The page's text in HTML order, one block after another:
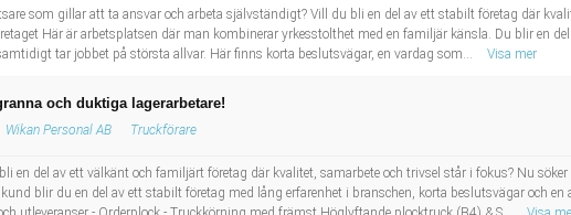
som gillar att ta ansvar och arbeta självständigt? Vill du bli en del av ett stabilt företag där
Här är arbetsplatsen där man kombinerar yrkesstolthet med en familjär känsla. Du blir en
tar jobbet på största allvar. Här finns korta beslutsvägar, en vardag som...
Visa mer
och duktiga lagerarbetare!
Wikan Personal AB Truckförare
en del av ett välkänt och familjärt företag där kvalitet, samarbete och trivsel står i fokus? Nu
blir du en del av ett stabilt företag med lång erfarenhet i branschen, korta beslutsvägar och